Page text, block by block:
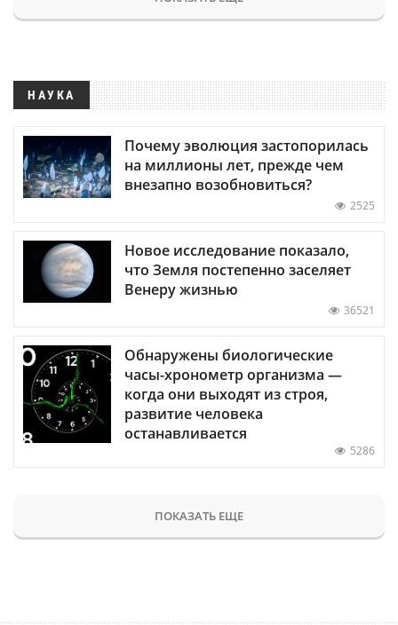
НАУКА
Почему эволюция застопорилась
на миллионы лет, прежде чем
внезапно возобновиться?
2525
Новое исследование показало,
что Земля постепенно заселяет
Венеру жизнью
36521
Обнаружены биологические
часы-хронометр организма —
когда они выходят из строя,
развитие человека
останавливается
5286
ПОКАЗАТЬ ЕЩЕ